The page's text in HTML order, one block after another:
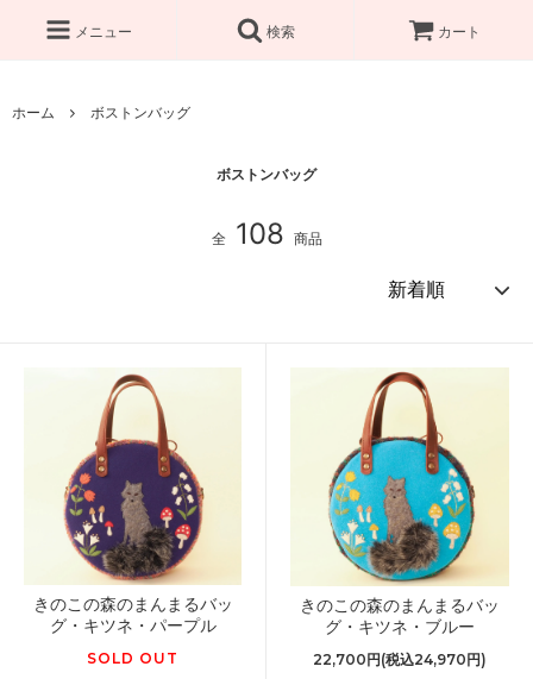
メニュー 検索 カート
ホーム ボストンバッグ
ボストンバッグ
全 108 商品
きのこの森のまんまるバッ
グ・キツネ・パープル
SOLD OUT
きのこの森のまんまるバッ
グ・キツネ・ブルー
22,700円(税込24,970円)